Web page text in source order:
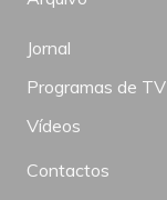
Jornal
Programas de TV
Vídeos
Contactos